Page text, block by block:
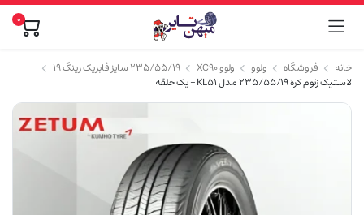
0
خانه فروشگاه ولوو ولوو XC90
۲۳۵/۵۵/۱۹ سایز فابریک رینگ ۱۹
لاستیک زتوم کره 235/55/19 مدل KL51 – یک حلقه